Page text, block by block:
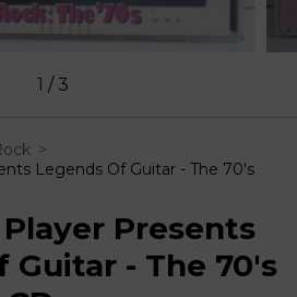
1 / 3
>
Legends Of Guitar - The 70's
Presents
Guitar - The 70's